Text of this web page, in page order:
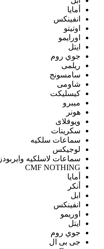
أمايا
انفينكس
اوتيتو
اورايمو
ايتل
جوي روم
ريلمى
سامسونج
شاومى
كيسليكت
ميبرو
هونر
ويوفلاى
سكرينات
سماعات سلكيه
لوجيكس
سماعات لاسلكيه وايربودز
CMF NOTHING
أمايا
أنكر
ابل
انفينكس
اوريمو
ايتل
جوي روم
جى بى ال